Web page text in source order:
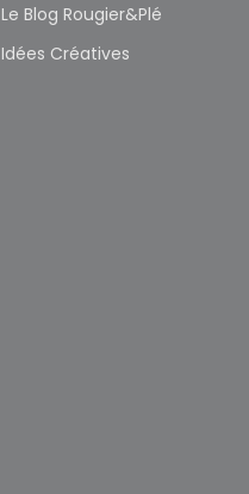
Le Blog Rougier&Plé
Idées Créatives